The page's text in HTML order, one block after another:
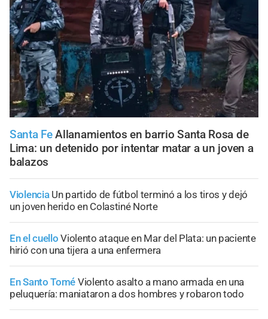
Santa Fe Allanamientos en barrio Santa Rosa de
Lima: un detenido por intentar matar a un joven a
balazos
Violencia Un partido de fútbol terminó a los tiros y dejó
un joven herido en Colastiné Norte
En el cuello Violento ataque en Mar del Plata: un paciente
hirió con una tijera a una enfermera
En Santo Tomé Violento asalto a mano armada en una
peluquería: maniataron a dos hombres y robaron todo